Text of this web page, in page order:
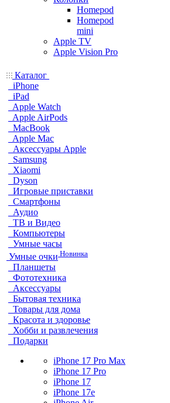
Homepod
Homepod
mini
Apple TV
Apple Vision Pro
Каталог
iPhone
iPad
Apple Watch
Apple AirPods
MacBook
Apple Mac
Аксессуары Apple
Samsung
Xiaomi
Dyson
Игровые приставки
Смартфоны
Аудио
ТВ и Видео
Компьютеры
Умные часы
Умные очки Новинка
Планшеты
Фототехника
Аксессуары
Бытовая техника
Товары для дома
Красота и здоровье
Хобби и развлечения
Подарки
iPhone 17 Pro Max
iPhone 17 Pro
iPhone 17
iPhone 17e